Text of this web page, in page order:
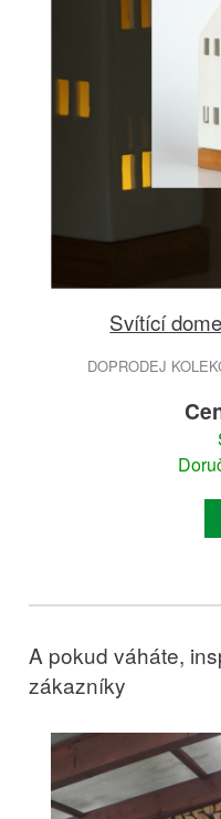
Svítící
DOPRODEJ
A pokud váháte,
zákazníky